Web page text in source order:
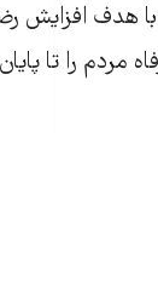
هدف افزايش
مردم را تا